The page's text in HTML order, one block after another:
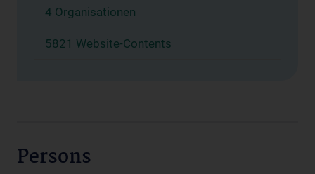
4 Organisationen
5821 Website-Contents
Persons